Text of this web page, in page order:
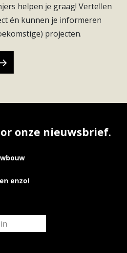
een icoon van de wijk. Met
van bijna 25 meter is
aanwezig op deze plaats,
van 5 of 3
en
helpen je graag! Vertellen
én kunnen je informeren
projecten.
onze nieuwsbrief.
enzo!